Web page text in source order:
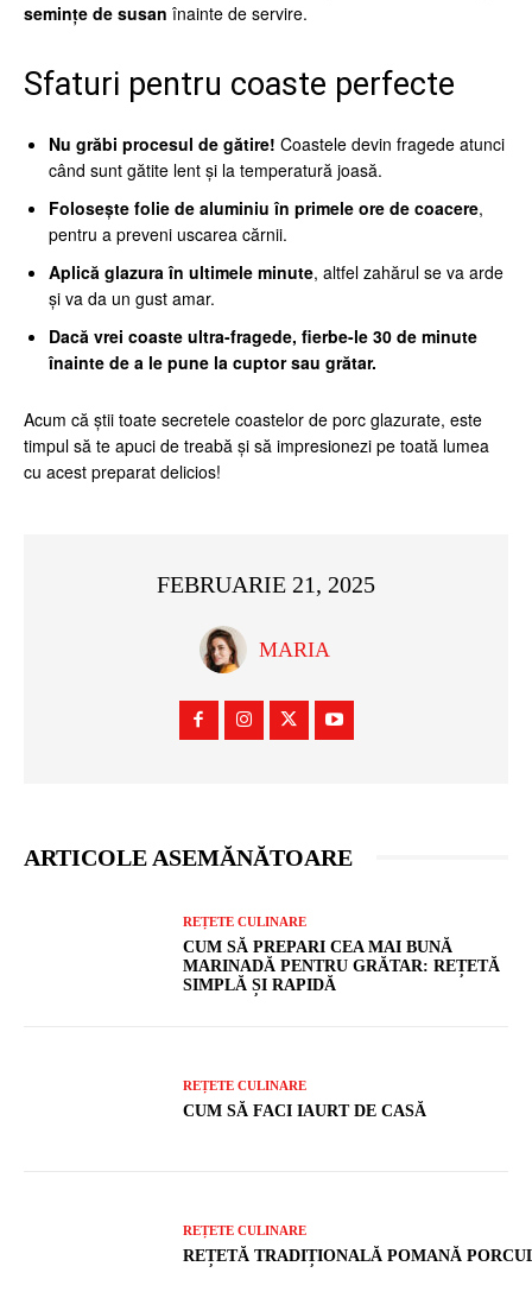
semințe de susan înainte de servire.
Sfaturi pentru coaste perfecte
Nu grăbi procesul de gătire! Coastele devin fragede atunci
când sunt gătite lent și la temperatură joasă.
Folosește folie de aluminiu în primele ore de coacere,
pentru a preveni uscarea cărnii.
Aplică glazura în ultimele minute, altfel zahărul se va arde
și va da un gust amar.
Dacă vrei coaste ultra-fragede, fierbe-le 30 de minute
înainte de a le pune la cuptor sau grătar.
Acum că știi toate secretele coastelor de porc glazurate, este
timpul să te apuci de treabă și să impresionezi pe toată lumea
cu acest preparat delicios!
FEBRUARIE 21, 2025
MARIA
ARTICOLE ASEMĂNĂTOARE
REȚETE CULINARE
CUM SĂ PREPARI CEA MAI BUNĂ
MARINADĂ PENTRU GRĂTAR: REȚETĂ
SIMPLĂ ȘI RAPIDĂ
REȚETE CULINARE
CUM SĂ FACI IAURT DE CASĂ
REȚETE CULINARE
REȚETĂ TRADIȚIONALĂ POMANĂ